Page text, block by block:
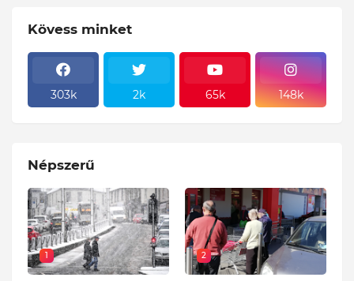
Kövess minket
303k 2k 65k 148k
Népszerű
1 2